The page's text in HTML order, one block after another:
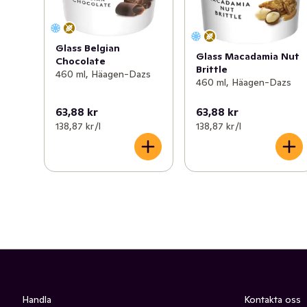
som vår glass är god. En glass som nu är berömd på
avlägsna platser, och med svåruttalade namn världen
över. Men nu får det vara nog med ord. Låt glassen tala.
Ben & Jerry’s glass framställs av Fairtrade-certifierat
Glass Belgian
Chocolate
460 ml, Häagen-Dazs
63,88 kr
138,87 kr /l
Glass Macadamia Nut
Brittle
460 ml, Häagen-Dazs
63,88 kr
138,87 kr /l
Handla Kontakta oss